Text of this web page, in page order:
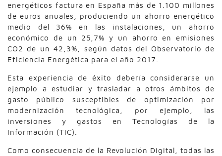
energéticos factura en España más de 1.100 millones
de euros anuales, produciendo un ahorro energético
medio del 36% en las instalaciones, un ahorro
económico de un 25,7% y un ahorro en emisiones
CO2 de un 42,3%, según datos del Observatorio de
Eficiencia Energética para el año 2017.
Esta experiencia de éxito debería considerarse un
ejemplo a estudiar y trasladar a otros ámbitos de
gasto público susceptibles de optimización por
modernización tecnológica, por ejemplo, las
inversiones y gastos en Tecnologías de la
Información (TIC).
Como consecuencia de la Revolución Digital, todas las